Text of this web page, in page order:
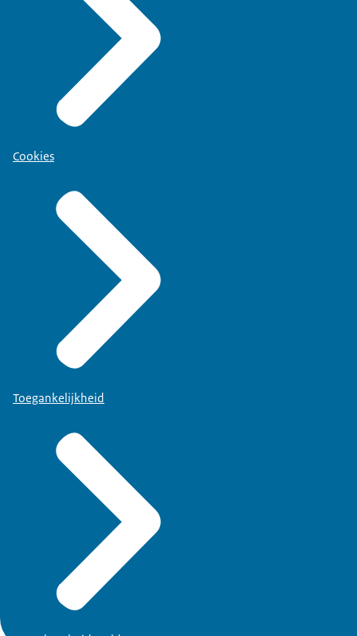
Cookies
Toegankelijkheid